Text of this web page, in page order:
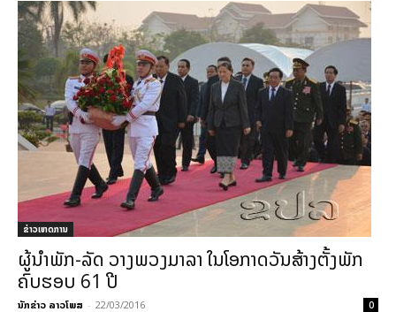
ຂ່າວເຫດການ
ຜູ້ນຳພັກ-ລັດ ວາງພວງມາລາ ໃນໂອກາດວັນສ້າງຕັ້ງພັກ
ຄົບຮອບ 61 ປີ
ນັກຂ່າວ ລາວໂພສ - 22/03/2016 0